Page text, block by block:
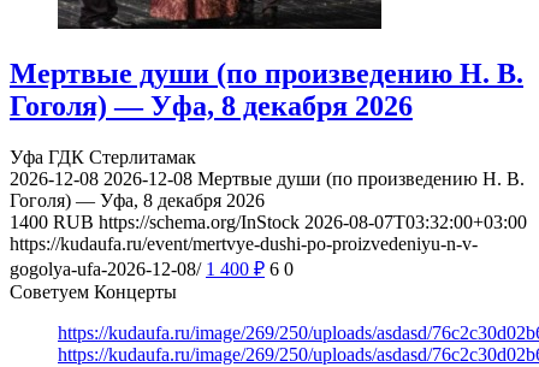
Мертвые души (по произведению Н. В.
Гоголя) — Уфа, 8 декабря 2026
Уфа ГДК Стерлитамак
2026-12-08 2026-12-08 Мертвые души (по произведению Н. В.
Гоголя) — Уфа, 8 декабря 2026
1400 RUB https://schema.org/InStock 2026-08-07T03:32:00+03:00
https://kudaufa.ru/event/mertvye-dushi-po-proizvedeniyu-n-v-
gogolya-ufa-2026-12-08/ 1 400 ₽ 6 0
Советуем Концерты
https://kudaufa.ru/image/269/250/uploads/asdasd/
https://kudaufa.ru/image/269/250/uploads/asdasd/